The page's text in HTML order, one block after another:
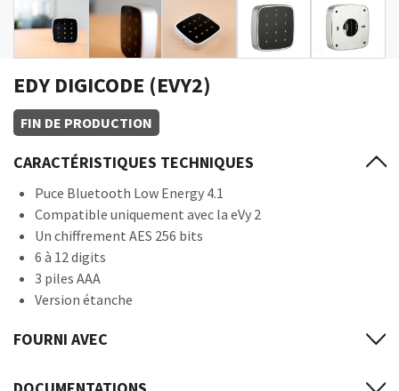
EDY DIGICODE (EVY2)
FIN DE PRODUCTION
CARACTÉRISTIQUES TECHNIQUES
Puce Bluetooth Low Energy 4.1
Compatible uniquement avec la eVy 2
Un chiffrement AES 256 bits
6 à 12 digits
3 piles AAA
Version étanche
FOURNI AVEC